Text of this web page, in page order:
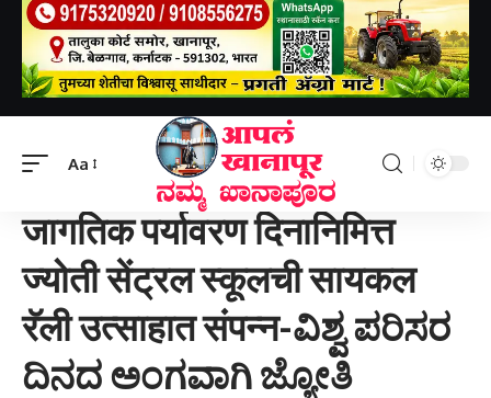
Aa
बेळगाव जिल्हा>जागतिक पर्यावरण दिनानिमित्त ज्योती सेंट्रल स्कूलची सायकल रॅली उत्साहात संपन्न-ವಿಶ್ವ ಪರಿಸರ ದಿನದ ಅಂಗವಾಗಿ ಜ್ಯೋತಿ ಸೆಂಟ್ರಲ್ ಶಾಲೆಯ ಸೈಕಲ್ ರ್ಯಾಲಿ ಸಂಭ್ರಮದಿಂದ ನೆರವೇರಿತು
जागतिक पर्यावरण दिनानिमित्त
ज्योती सेंट्रल स्कूलची सायकल
रॅली उत्साहात संपन्न-ವಿಶ್ವ ಪರಿಸರ
ದಿನದ ಅಂಗವಾಗಿ ಜ್ಯೋತಿ